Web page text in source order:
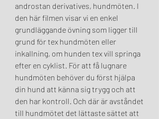
androstan derivatives, hundmöten. I
den här filmen visar vi en enkel
grundläggande övning som ligger till
grund för tex hundmöten eller
inkallning, om hunden tex vill springa
efter en cyklist. För att få lugnare
hundmöten behöver du först hjälpa
din hund att känna sig trygg och att
den har kontroll. Och där är avståndet
till hundmötet det lättaste sättet att